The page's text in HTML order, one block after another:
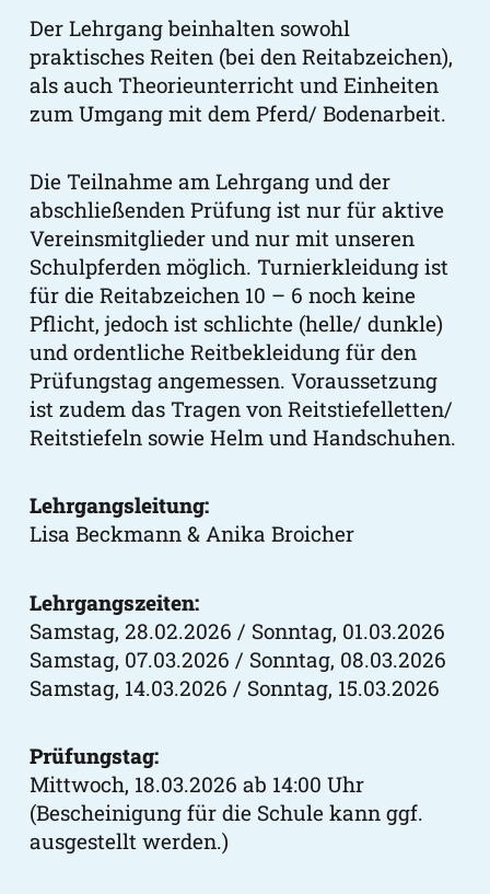
Der Lehrgang beinhalten sowohl
praktisches Reiten (bei den Reitabzeichen),
als auch Theorieunterricht und Einheiten
zum Umgang mit dem Pferd/ Bodenarbeit.
Die Teilnahme am Lehrgang und der
abschließenden Prüfung ist nur für aktive
Vereinsmitglieder und nur mit unseren
Schulpferden möglich. Turnierkleidung ist
für die Reitabzeichen 10 – 6 noch keine
Pflicht, jedoch ist schlichte (helle/ dunkle)
und ordentliche Reitbekleidung für den
Prüfungstag angemessen. Voraussetzung
ist zudem das Tragen von Reitstiefelletten/
Reitstiefeln sowie Helm und Handschuhen.
Lehrgangsleitung:
Lisa Beckmann & Anika Broicher
Lehrgangszeiten:
Samstag, 28.02.2026 / Sonntag, 01.03.2026
Samstag, 07.03.2026 / Sonntag, 08.03.2026
Samstag, 14.03.2026 / Sonntag, 15.03.2026
Prüfungstag:
Mittwoch, 18.03.2026 ab 14:00 Uhr
(Bescheinigung für die Schule kann ggf.
ausgestellt werden.)